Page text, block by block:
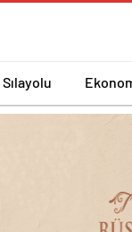
Sılayolu